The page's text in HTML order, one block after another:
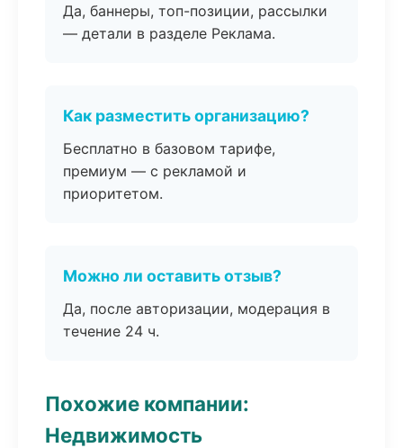
Да, баннеры, топ-позиции, рассылки
— детали в разделе Реклама.
Как разместить организацию?
Бесплатно в базовом тарифе,
премиум — с рекламой и
приоритетом.
Можно ли оставить отзыв?
Да, после авторизации, модерация в
течение 24 ч.
Похожие компании:
Недвижимость